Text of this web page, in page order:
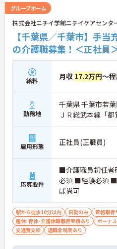
「保育利用手当」など、仕事と子
にバックアップしています。 また
せる支援制度（会社負担やキャッ
っており、スキルアップやキャリ
ス提供責任者、管理者など）に向
も豊富です。日々の頑張りは手当や
かりと評価されるため、高いモチ
ながら長く安心して働ける環境です
＜家庭的で温かい！少人数のグル
的な雰囲気の中で、お一人おひと
アができるのが魅力です。認知症
いますが、介護度はお客様によっ
ではなく、じっくりと人と向き合
にぴったりの環境です。
＜手厚い指導と資格支援＞入社後
修期間があり、先輩と一緒に業務
しずつ独り立ちを目指せます。ま
リアアップ制度や、就業後の資格
ポートする体制が整っています。
＜大手・日本生命グループだから
「全国約1,900カ所を展開し、日
加わった大手企業ならではのコン
利厚生の充実度が安心の決め手です
手当等も支給されるので頑張りが
グループホーム
株式会社ニチイ学館ニチイケアセンタ
【千葉県／千葉市】手
の介護職募集！＜正社員
給料 月収 17.2万円～
勤務地
千葉県 千葉市若
ＪＲ総武本線「
雇用形態 正社員(正職員)
応募要件
■介護職員初任者
必須 ■経験必須
ば尚可
駅から徒歩10分以内 日勤のみ 資格取得
産休･育休･介護休暇取得実績あり
ボーナ
交通費支給
退職金制度あり